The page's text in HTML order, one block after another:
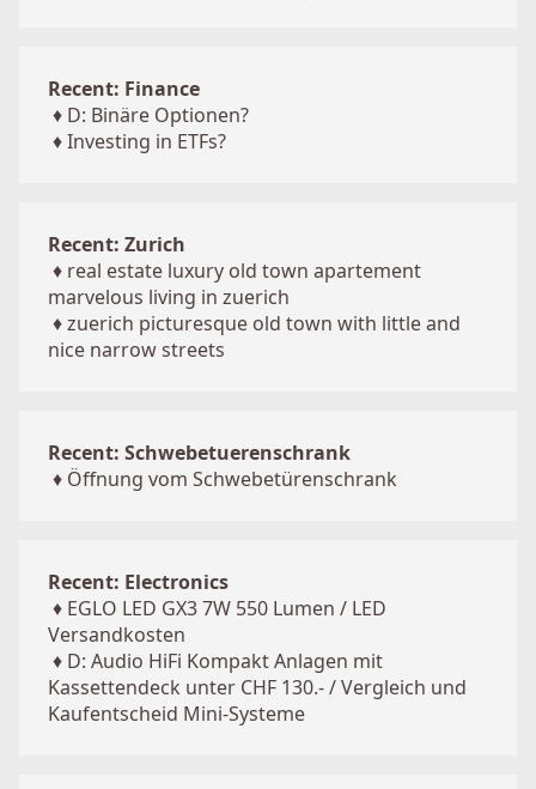
Recent: Finance
♦ D: Binäre Optionen?
♦Investing in ETFs?
Recent: Zurich
♦ real estate luxury old town apartement
marvelous living in zuerich
♦zuerich picturesque old town with little and
nice narrow streets
Recent: Schwebetuerenschrank
♦ Öffnung vom Schwebetürenschrank
Recent: Electronics
♦ EGLO LED GX3 7W 550 Lumen / LED
Versandkosten
♦ D: Audio HiFi Kompakt Anlagen mit
Kassettendeck unter CHF 130.- / Vergleich und
Kaufentscheid Mini-Systeme